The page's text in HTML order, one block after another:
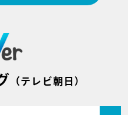
（テレビ朝日）